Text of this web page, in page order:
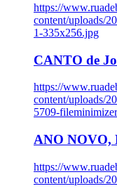
https://
content/uploads/
1-335x256.jpg
CANTO de
https://
content/uploads/
5709-
ANO NOVO,
https://
content/uploads/